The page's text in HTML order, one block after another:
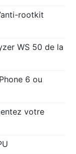
rootkit
WS 50 de la
6 ou
votre